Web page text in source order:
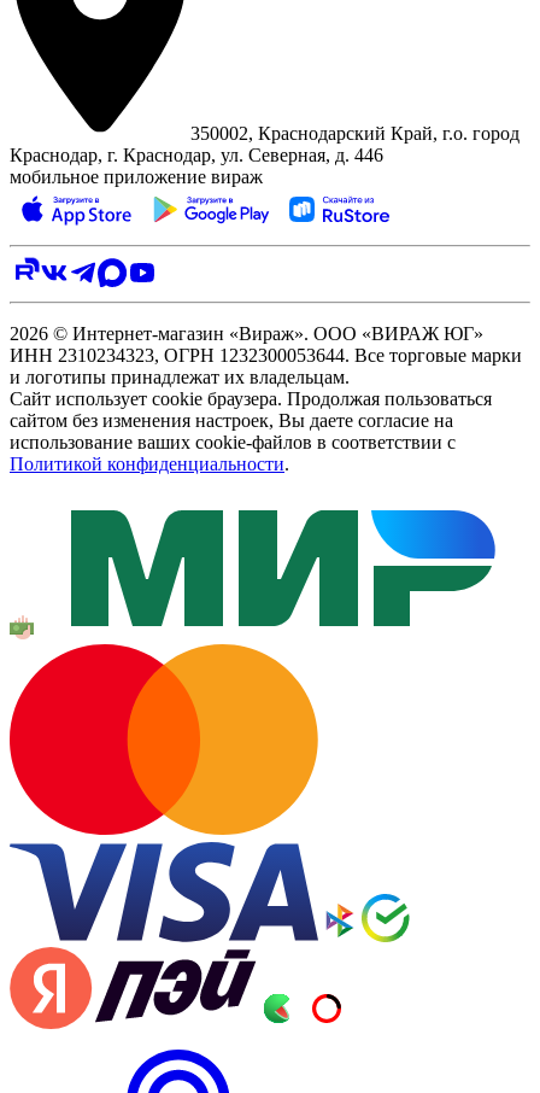
350002, Краснодарский Край, г.о. город
Краснодар, г. Краснодар, ул. Северная, д. 446
мобильное приложение вираж
2026 © Интернет-магазин «Вираж». ООО «ВИРАЖ ЮГ»
ИНН 2310234323, ОГРН 1232300053644. Все торговые марки
и логотипы принадлежат их владельцам.
Сайт использует cookie браузера. Продолжая пользоваться
сайтом без изменения настроек, Вы даете согласие на
использование ваших cookie-файлов в соответствии с
Политикой конфиденциальности.